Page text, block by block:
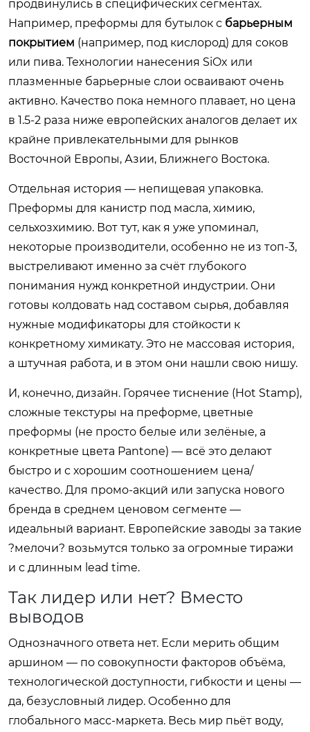
продвинулись в специфических сегментах.
Например, преформы для бутылок с барьерным
покрытием (например, под кислород) для соков
или пива. Технологии нанесения SiOx или
плазменные барьерные слои осваивают очень
активно. Качество пока немного плавает, но цена
в 1.5-2 раза ниже европейских аналогов делает их
крайне привлекательными для рынков
Восточной Европы, Азии, Ближнего Востока.
Отдельная история — непищевая упаковка.
Преформы для канистр под масла, химию,
сельхозхимию. Вот тут, как я уже упоминал,
некоторые производители, особенно не из топ-3,
выстреливают именно за счёт глубокого
понимания нужд конкретной индустрии. Они
готовы колдовать над составом сырья, добавляя
нужные модификаторы для стойкости к
конкретному химикату. Это не массовая история,
а штучная работа, и в этом они нашли свою нишу.
И, конечно, дизайн. Горячее тиснение (Hot Stamp),
сложные текстуры на преформе, цветные
преформы (не просто белые или зелёные, а
конкретные цвета Pantone) — всё это делают
быстро и с хорошим соотношением цена/
качество. Для промо-акций или запуска нового
бренда в среднем ценовом сегменте —
идеальный вариант. Европейские заводы за такие
?мелочи? возьмутся только за огромные тиражи
и с длинным lead time.
Так лидер или нет? Вместо
выводов
Однозначного ответа нет. Если мерить общим
аршином — по совокупности факторов объёма,
технологической доступности, гибкости и цены —
да, безусловный лидер. Особенно для
глобального масс-маркета. Весь мир пьёт воду,